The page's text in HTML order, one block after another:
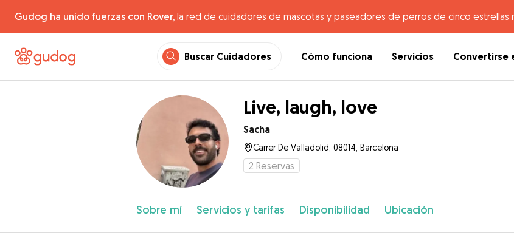
Gudog ha unido fuerzas con Rover, la red de cuidadores de mascotas y paseadores de perros de cinco estrellas
Buscar Cuidadores Cómo funciona Servicios Convertirse
Live, laugh, love
Sacha
Carrer De Valladolid, 08014, Barcelona
2 Reservas
Sobre mí Servicios y tarifas Disponibilidad Ubicación